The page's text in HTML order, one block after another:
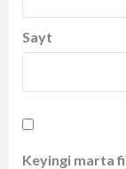
Sayt
Keyingi marta